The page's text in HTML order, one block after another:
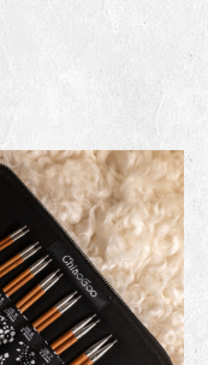
Den
här
produkten
har
flera
varianter.
De
olika
alternativen